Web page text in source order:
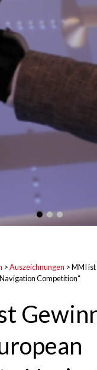
>Auszeichnungen >MMI
Competition“